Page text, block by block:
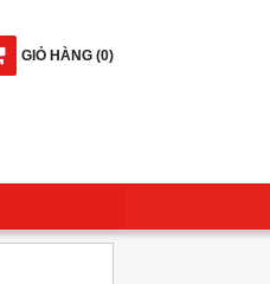
GIỎ HÀNG (0)